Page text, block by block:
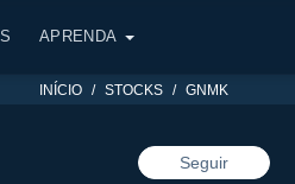
APRENDA
INÍCIO STOCKS GNMK
Seguir